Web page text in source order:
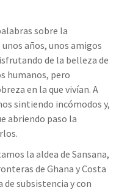
sobre la
unos años, unos amigos
de la belleza de
humanos, pero
en la que vivían. A
sintiendo incómodos y,
abriendo paso la
la aldea de Sansana,
de Ghana y Costa
subsistencia y con